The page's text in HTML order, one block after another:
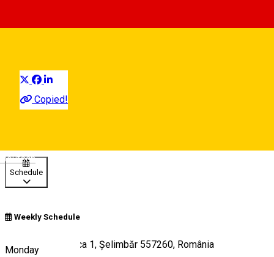
Deutsch
Copied!
12:00 - 22:30
Schedule
Weekly Schedule
Monday
Str. Doamna Stanca 1, Șelimbăr 557260, România